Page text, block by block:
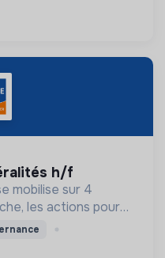
h/f
mobilise sur 4
les actions pour
& promotion